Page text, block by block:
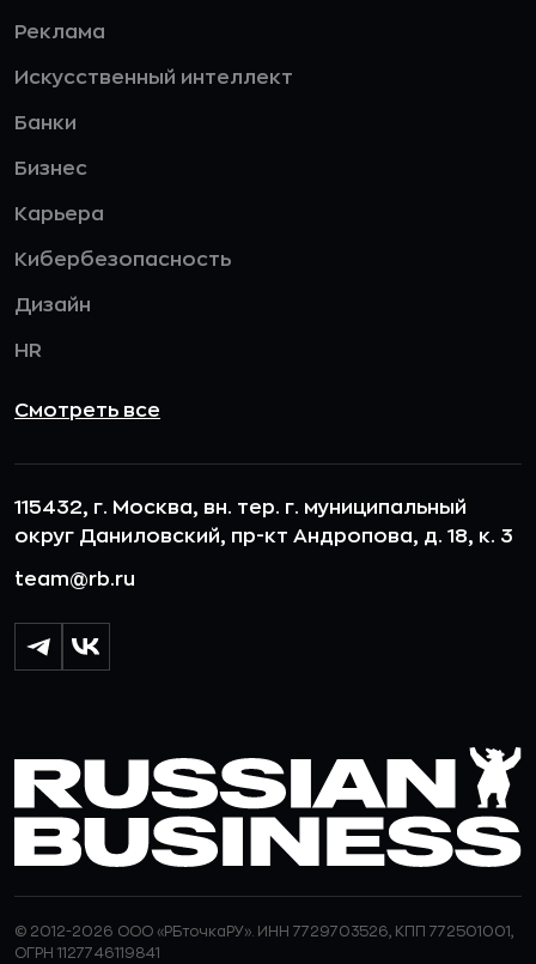
Реклама
Искусственный интеллект
Банки
Бизнес
Карьера
Кибербезопасность
Дизайн
HR
Смотреть все
115432, г. Москва, вн. тер. г. муниципальный
округ Даниловский, пр-кт Андропова, д. 18, к. 3
team@rb.ru
© 2012-2026 ООО «РБточкаРУ». ИНН 7729703526, КПП 772501001,
ОГРН 1127746119841